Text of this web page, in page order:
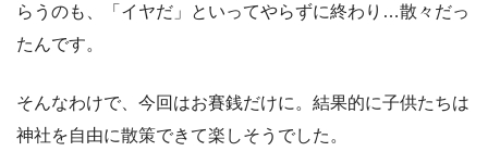
らうのも、「イヤだ」といってやらずに終わり…散々だっ
たんです。
そんなわけで、今回はお賽銭だけに。結果的に子供たちは
神社を自由に散策できて楽しそうでした。